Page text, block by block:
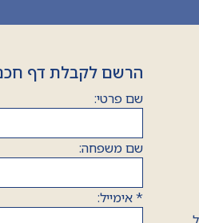
הרשם לקבלת דף חכם
שם פרטי:
שם משפחה:
*אימייל: